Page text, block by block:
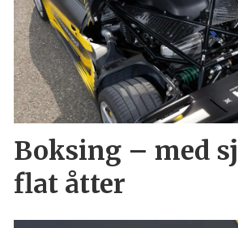
Boksing – med
flat åtter